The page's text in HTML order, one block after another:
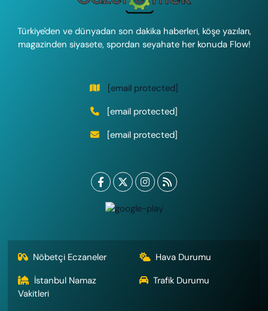
Türkiye'den ve dünyadan son dakika haberleri, köşe yazıları,
magazinden siyasete, spordan seyahate her konuda Flow!
[email protected]
[email protected]
[email protected]
Nöbetçi Eczaneler
Hava Durumu
İstanbul Namaz
Vakitleri
Trafik Durumu